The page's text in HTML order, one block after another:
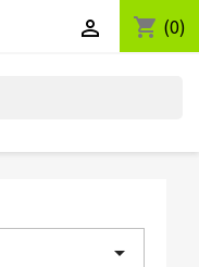
shopping_cart (0)

arrow_drop_down